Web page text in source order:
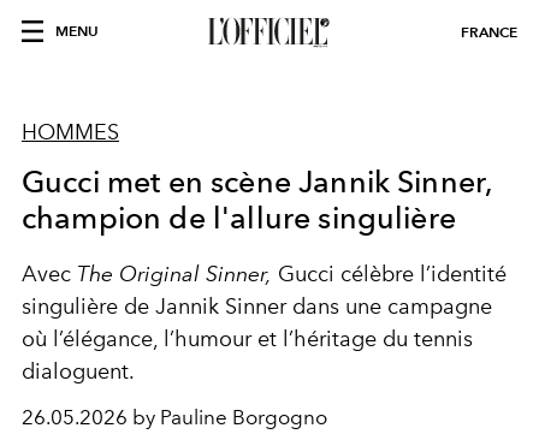
MENU FRANCE
HOMMES
Gucci met en scène Jannik Sinner,
champion de l'allure singulière
Avec The Original Sinner, Gucci célèbre l’identité
singulière de Jannik Sinner dans une campagne
où l’élégance, l’humour et l’héritage du tennis
dialoguent.
26.05.2026 by Pauline Borgogno